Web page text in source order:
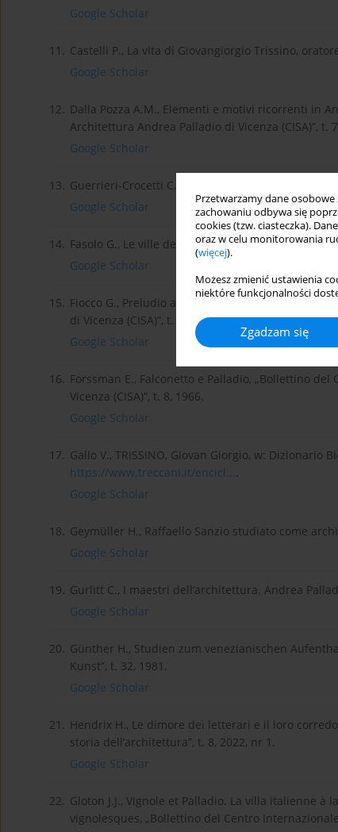
Przetwarzamy dane
zachowaniu odbywa się
cookies (tzw. ciasteczka).
oraz w celu monitorowania
(więcej).
Możesz zmienić ustawienia
niektóre funkcjonalności
Zgadzam się
Google Scholar
11.
Castelli P., La vita di Giovangiorgio Trissino,
Google Scholar
12.
Dalla Pozza A.M., Elementi e motivi ricorrenti in
Architettura Andrea Palladio di Vicenza (CISA)”, t.
Google Scholar
13. Guerrieri-Crocetti C., TRISSINO, Gian Giorgio, w:
Google Scholar
14.
Fasolo G., Le ville del Vicentino, Vicenza 1929.
Google Scholar
15.
Fiocco G., Preludio ad Andrea Palladio,
di Vicenza (CISA)”, t. 2, 1960.
Google Scholar
16.
Forssman E., Falconetto e Palladio, „Bollettino
Vicenza (CISA)”, t. 8, 1966.
Google Scholar
17.
Gallo V., TRISSINO, Giovan Giorgio, w: Dizionario
https://www.treccani.it/encicl...
Google Scholar
18.
Geymüller H., Raffaello Sanzio studiato come
Google Scholar
19.
Gurlitt C., I maestri dell’architettura. Andrea
Google Scholar
20.
Günther H., Studien zum venezianischen
Kunst”, t. 32, 1981.
Google Scholar
21.
Hendrix H., Le dimore dei letterari e il loro
storia dell’architettura”, t. 8, 2022, nr 1.
Google Scholar
22.
Gloton J.J., Vignole et Palladio. La villa italienne
vignolesques, „Bollettino del Centro